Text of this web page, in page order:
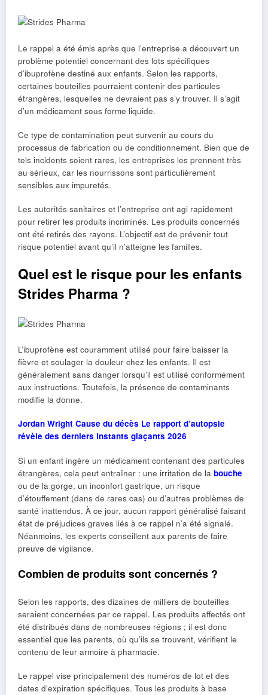
Le rappel a été émis après que l’entreprise a découvert un
problème potentiel concernant des lots spécifiques
d’ibuprofène destiné aux enfants. Selon les rapports,
certaines bouteilles pourraient contenir des particules
étrangères, lesquelles ne devraient pas s’y trouver. Il s’agit
d’un médicament sous forme liquide.
Ce type de contamination peut survenir au cours du
processus de fabrication ou de conditionnement. Bien que de
tels incidents soient rares, les entreprises les prennent très
au sérieux, car les nourrissons sont particulièrement
sensibles aux impuretés.
Les autorités sanitaires et l’entreprise ont agi rapidement
pour retirer les produits incriminés. Les produits concernés
ont été retirés des rayons. L’objectif est de prévenir tout
risque potentiel avant qu’il n’atteigne les familles.
Quel est le risque pour les enfants
Strides Pharma ?
L’ibuprofène est couramment utilisé pour faire baisser la
fièvre et soulager la douleur chez les enfants. Il est
généralement sans danger lorsqu’il est utilisé conformément
aux instructions. Toutefois, la présence de contaminants
modifie la donne.
Jordan Wright Cause du décès Le rapport d’autopsie
révèle des derniers instants glaçants 2026
Si un enfant ingère un médicament contenant des particules
étrangères, cela peut entraîner : une irritation de la bouche
ou de la gorge, un inconfort gastrique, un risque
d’étouffement (dans de rares cas) ou d’autres problèmes de
santé inattendus. À ce jour, aucun rapport généralisé faisant
état de préjudices graves liés à ce rappel n’a été signalé.
Néanmoins, les experts conseillent aux parents de faire
preuve de vigilance.
Combien de produits sont concernés ?
Selon les rapports, des dizaines de milliers de bouteilles
seraient concernées par ce rappel. Les produits affectés ont
été distribués dans de nombreuses régions ; il est donc
essentiel que les parents, où qu’ils se trouvent, vérifient le
contenu de leur armoire à pharmacie.
Le rappel vise principalement des numéros de lot et des
dates d’expiration spécifiques. Tous les produits à base